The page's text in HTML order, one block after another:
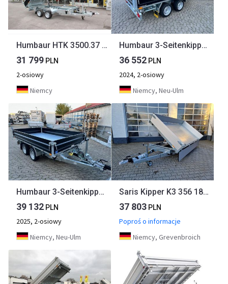
Humbaur HTK 3500.37 Stahl Dreiseitenkipper Neu Anhänger
31 799 PLN
2-osiowy
Niemcy
Humbaur 3-Seitenkipper HTK 3500.31 Alu black edition , 3140 x 1750 x 350 mm, 3,5 to.
36 552 PLN
2024, 2-osiowy
Niemcy, Neu-Ulm
Humbaur 3-Seitenkipper HTK 3500.31 Alu Parabel , 3140 x 1750 x 350 mm, 3,5 to.
39 132 PLN
2025, 2-osiowy
Niemcy, Neu-Ulm
Saris Kipper K3 356 184 3500 2 E 356x184x35cm Elektro Auffahrrampen Stützen 13" (L) 3500kg
37 803 PLN
Poproś o informacje
Niemcy, Grevenbroich